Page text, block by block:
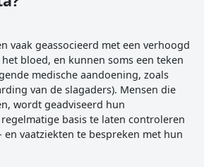
vaak geassocieerd met een verhoogd
bloed, en kunnen soms een teken
medische aandoening, zoals
van de slagaders). Mensen die
wordt geadviseerd hun
basis te laten controleren
vaatziekten te bespreken met hun